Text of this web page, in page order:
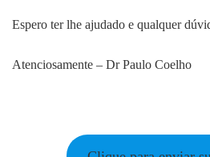
Espero ter lhe ajudado e qualquer
Atenciosamente – Dr Paulo Coelho